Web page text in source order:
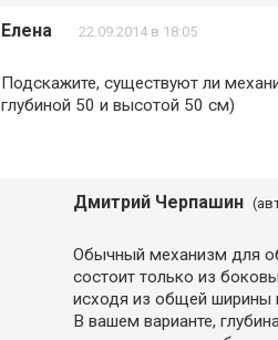
Елена 22.09.2014 в 18:05
Подскажите, существуют ли
глубиной 50 и высотой 50 см)
Дмитрий Черпашин
Обычный механизм для
состоит только из
исходя из общей ширины
В вашем варианте,